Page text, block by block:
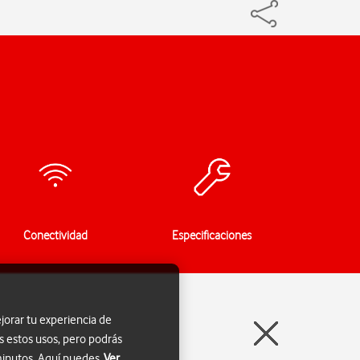
Conectividad Especificaciones
tu experiencia de
estos usos, pero podrás